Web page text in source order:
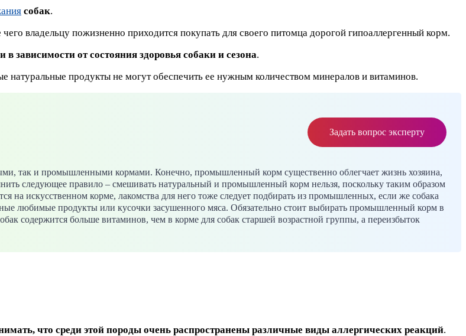
собак.
владельцу пожизненно приходится покупать для своего питомца дорогой гипоаллергенный корм.
зависимости от состояния здоровья собаки и сезона.
натуральные продукты не могут обеспечить ее нужным количеством минералов и витаминов.
Задать вопрос эксперту
так и промышленными кормами. Конечно, промышленный корм существенно облегчает жизнь хозяина,
следующее правило – смешивать натуральный и промышленный корм нельзя, поскольку таким образом
на искусственном корме, лакомства для него тоже следует подбирать из промышленных, если же собака
любимые продукты или кусочки засушенного мяса. Обязательно стоит выбирать промышленный корм в
содержится больше витаминов, чем в корме для собак старшей возрастной группы, а переизбыток
что среди этой породы очень распространены различные виды аллергических реакций.